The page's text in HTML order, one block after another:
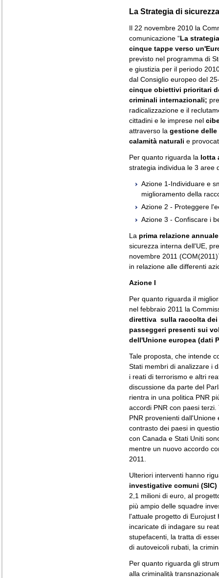
La Strategia di
Il 22 novembre 2010 la
comunicazione “La
cinque tappe verso
previsto nel programma di
e giustizia per il periodo
dal Consiglio europeo del
cinque obiettivi prioritari
criminali internazionali;
radicalizzazione e il
cittadini e le imprese nel
attraverso la gestione delle
calamità naturali e
Per quanto riguarda la lotta
strategia individua le 3 aree
Azione 1-Individuare e
miglioramento della
Azione 2 - Proteggere
Azione 3 - Confiscare i
La prima relazione annuale
sicurezza interna dell'UE,
novembre 2011
in relazione alle differenti
Azione I
Per quanto riguarda il
nel febbraio 2011 la
direttiva sulla raccolta
passeggeri presenti sui
dell'Unione europea (dati
Tale proposta, che intende
Stati membri di analizzare i
i reati di terrorismo e altri
discussione da parte del
rientra in una politica PNR
accordi PNR con paesi
PNR provenienti
contrasto dei paesi in
con Canada e Stati Uniti
mentre un nuovo accordo
2011.
Ulteriori interventi hanno
investigative comuni (SIC)
2,1 milioni di euro, al
più ampio delle squadre
l'attuale progetto di
incaricate di indagare su
stupefacenti, la tratta di
di autoveicoli rubati, la
Per quanto riguarda gli
alla criminalità